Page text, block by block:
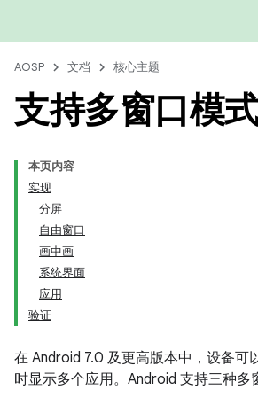
AOSP 文档 核心主题
支持多窗口模
本页内容
实现
分屏
自由窗口
画中画
系统界面
应用
验证
在 Android 7.0 及更高版本中，设备可
时显示多个应用。Android 支持三种多